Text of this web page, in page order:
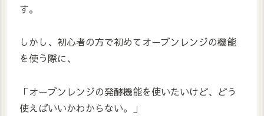
す。
しかし、初心者の方で初めてオーブンレンジの機能
を使う際に、
「オーブンレンジの発酵機能を使いたいけど、どう
使えばいいかわからない。」